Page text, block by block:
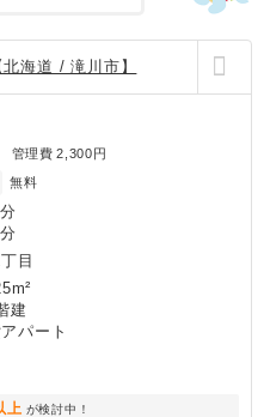
海道 / 滝川市】
管理費 2,300円
無料
目
建
パート
上 が検討中！